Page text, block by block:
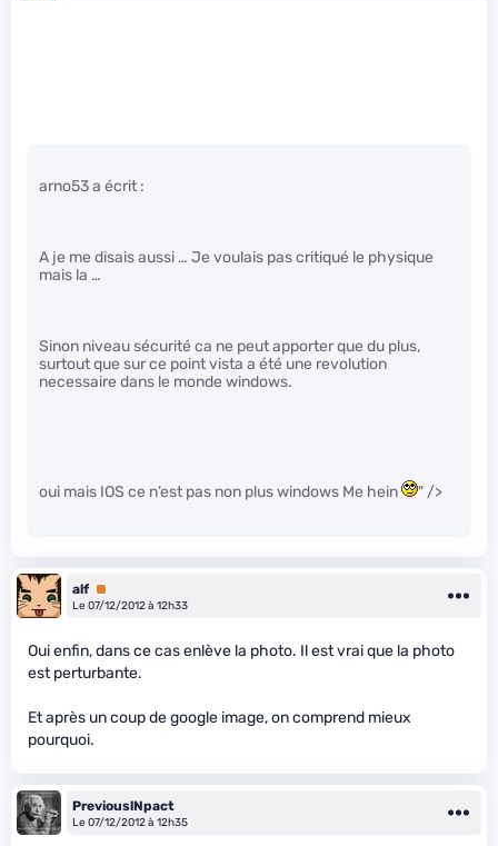
arno53 a écrit :
A je me disais aussi … Je voulais pas critiqué le physique
mais la …
Sinon niveau sécurité ca ne peut apporter que du plus,
surtout que sur ce point vista a été une revolution
necessaire dans le monde windows.
oui mais IOS ce n’est pas non plus windows Me hein " />
alf Premium
Le 07/12/2012 à 12h33
Oui enfin, dans ce cas enlève la photo. Il est vrai que la photo
est perturbante.
Et après un coup de google image, on comprend mieux
pourquoi.
PreviouslNpact
Le 07/12/2012 à 12h35